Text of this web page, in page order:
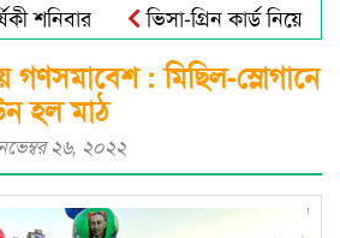
শনিবার
ভিসা-গ্রিন কার্ড নিয়ে
বাংলাদেশের পথচলা শুরু হবে জুলাই
গণসমাবেশ : মিছিল-স্লোগানে
হল মাঠ
২৬, ২০২২